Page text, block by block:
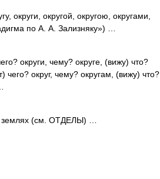
округи, округой, округою, округами,
по А. А. Зализняку») …
округи, чему? округе, (вижу) что?
чего? округ, чему? округам, (вижу) что?
землях (см. ОТДЕЛЫ) …